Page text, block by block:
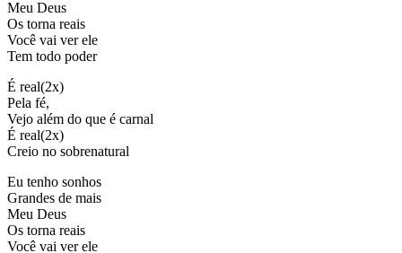
Meu Deus
Os torna reais
Você vai ver ele
Tem todo poder
É real(2x)
Pela fé,
Vejo além do que é carnal
É real(2x)
Creio no sobrenatural
Eu tenho sonhos
Grandes de mais
Meu Deus
Os torna reais
Você vai ver ele